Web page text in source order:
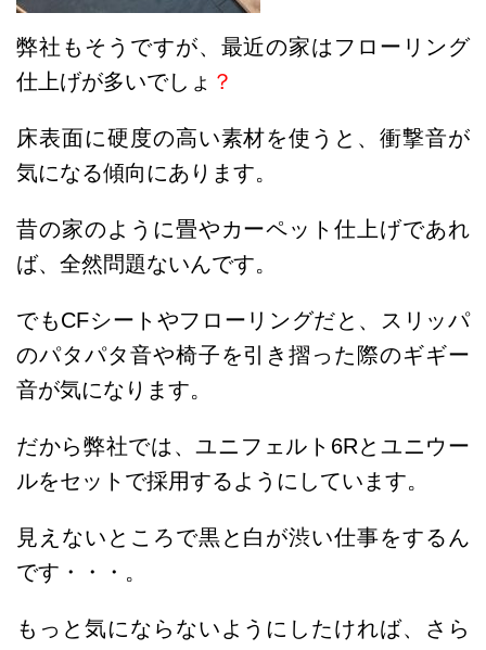
弊社もそうですが、最近の家はフローリング
仕上げが多いでしょ ？
床表面に硬度の高い素材を使うと、衝撃音が
気になる傾向にあります。
昔の家のように畳やカーペット仕上げであれ
ば、全然問題ないんです。
でもCFシートやフローリングだと、スリッパ
のパタパタ音や椅子を引き摺った際のギギー
音が気になります。
だから弊社では、ユニフェルト6Rとユニウー
ルをセットで採用するようにしています。
見えないところで黒と白が渋い仕事をするん
です・・・。
もっと気にならないようにしたければ、さら